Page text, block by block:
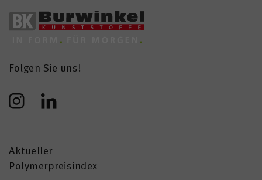
Folgen Sie uns!
Aktueller
Polymerpreisindex